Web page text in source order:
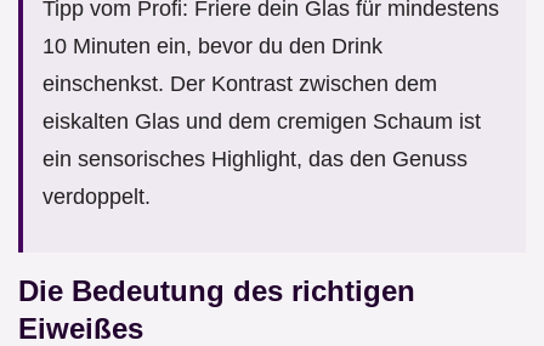
Tipp vom Profi: Friere dein Glas für mindestens
10 Minuten ein, bevor du den Drink
einschenkst. Der Kontrast zwischen dem
eiskalten Glas und dem cremigen Schaum ist
ein sensorisches Highlight, das den Genuss
verdoppelt.
Die Bedeutung des richtigen
Eiweißes